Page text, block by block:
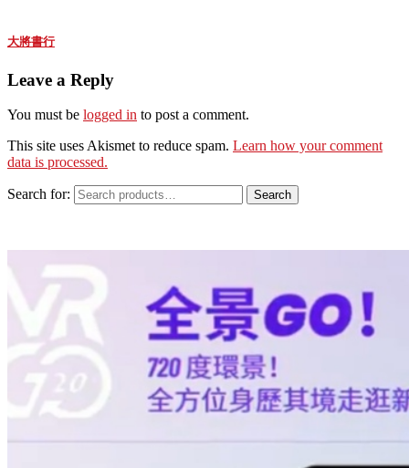
大將書行
Leave a Reply
You must be logged in to post a comment.
This site uses Akismet to reduce spam. Learn how your comment
data is processed.
Search for: Search